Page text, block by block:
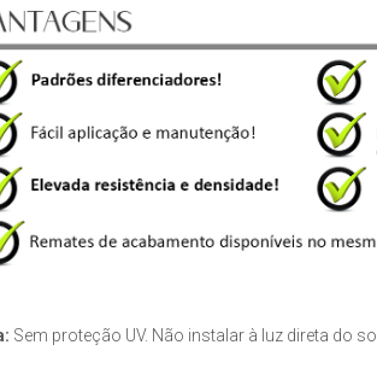
Sem proteção UV. Não instalar à luz direta do sol.